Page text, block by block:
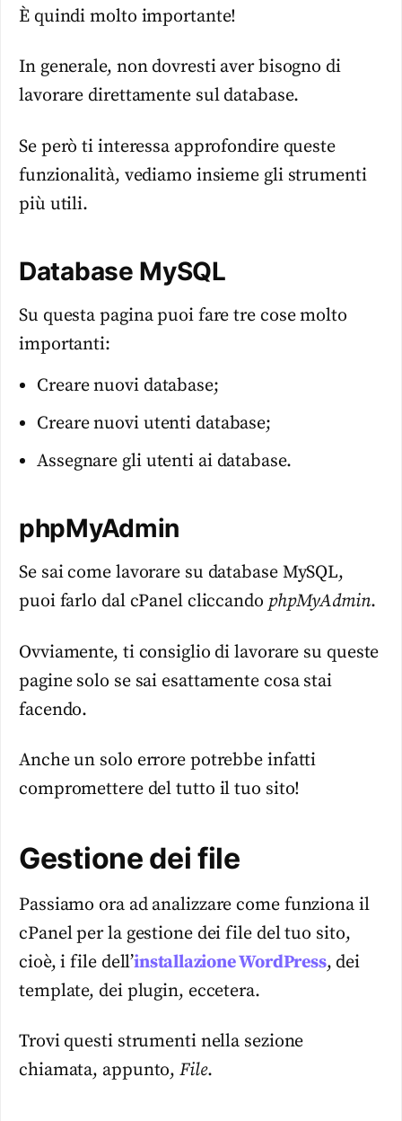
È quindi molto importante!
In generale, non dovresti aver bisogno di
lavorare direttamente sul database.
Se però ti interessa approfondire queste
funzionalità, vediamo insieme gli strumenti
più utili.
Database MySQL
Su questa pagina puoi fare tre cose molto
importanti:
Creare nuovi database;
Creare nuovi utenti database;
Assegnare gli utenti ai database.
phpMyAdmin
Se sai come lavorare su database MySQL,
puoi farlo dal cPanel cliccando phpMyAdmin.
Ovviamente, ti consiglio di lavorare su queste
pagine solo se sai esattamente cosa stai
facendo.
Anche un solo errore potrebbe infatti
compromettere del tutto il tuo sito!
Gestione dei file
Passiamo ora ad analizzare come funziona il
cPanel per la gestione dei file del tuo sito,
cioè, i file dell’installazione WordPress, dei
template, dei plugin, eccetera.
Trovi questi strumenti nella sezione
chiamata, appunto,File.